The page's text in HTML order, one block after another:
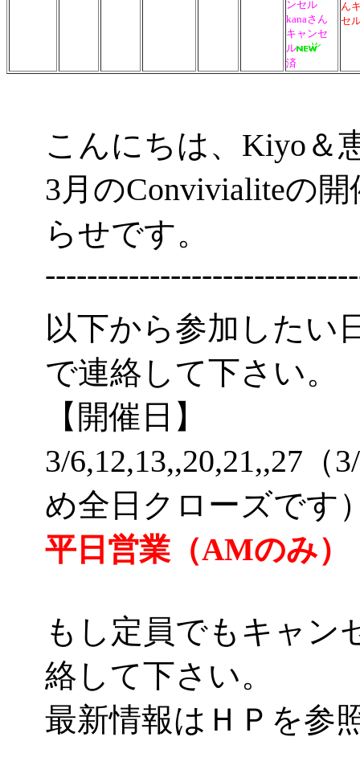
ンセル
kanaさん
キャンセ
ル
済
ん
セ
こんにちは、Kiyo＆
3月のConvivialiteの
らせです。
以下から参加したい
で連絡して下さい。
【開催日】
3/6,12,13,,20,21,,27
め全日クローズです
平日営業（AMのみ）
もし定員でもキャン
絡して下さい。
最新情報はＨＰを参